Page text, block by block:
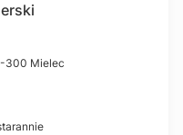
300 Mielec